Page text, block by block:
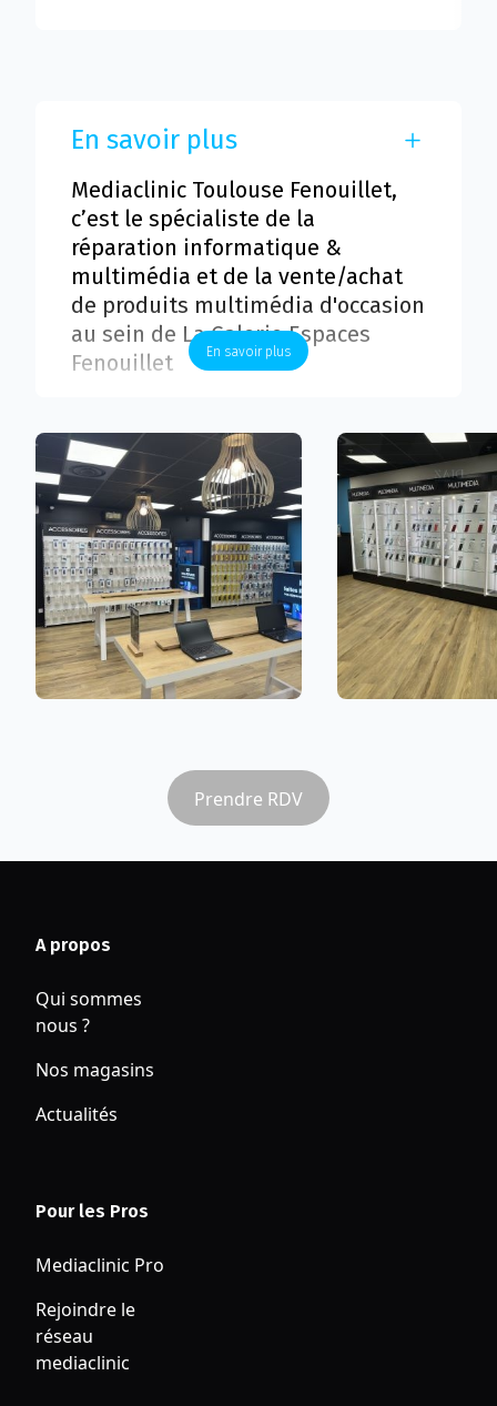
En savoir plus
Mediaclinic Toulouse Fenouillet,
c’est le spécialiste de la
réparation informatique &
multimédia et de la vente/achat
de produits multimédia d'occasion
au sein de La Galerie Espaces
Fenouillet
répare vos ordinateurs,
téléphones, tablettes, consoles...
Retrouvez dès maintenant toute
l'expertise de nos techniciens pour tous
vos appareils multimédiahors-service ou
accidentés : écran cassé, disque dur trop
plein, batterie à plat, virus informatique,
réparation PC toute marque, pièces
détachées PC...
Après avoir établi un diagnostic sous vos
En vous rendant dans votre
Amenez au moins 1 fois par an vos
ordinateur portable,…) à nos spécialistes
pour qu’ils puissent les vérifier
thermique,…), ainsi ils dureront plus
Le magasin mediaclinic Fenouillet c’est
d’écran silicones Mobile Outfitters
responsables proposés par
mediaclinic Toulouse Fenouillet
L’achat d’un produit reconditionné est un
En savoir plus
Prendre RDV
A propos
Qui sommes
nous ?
Nos magasins
Actualités
Pour les Pros
Mediaclinic Pro
Rejoindre le
réseau
mediaclinic